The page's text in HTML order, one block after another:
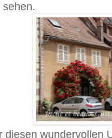
diesen wundervollen